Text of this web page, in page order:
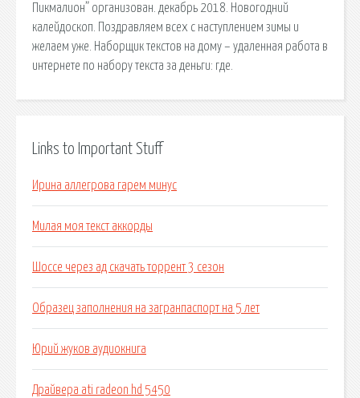
Пикмалион” организован. декабрь 2018. Новогодний
калейдоскоп. Поздравляем всех с наступлением зимы и
желаем уже. Наборщик текстов на дому – удаленная работа в
интернете по набору текста за деньги: где.
Links to Important Stuff
Ирина аллегрова гарем минус
Милая моя текст аккорды
Шоссе через ад скачать торрент 3 сезон
Образец заполнения на загранпаспорт на 5 лет
Юрий жуков аудиокнига
Драйвера ati radeon hd 5450